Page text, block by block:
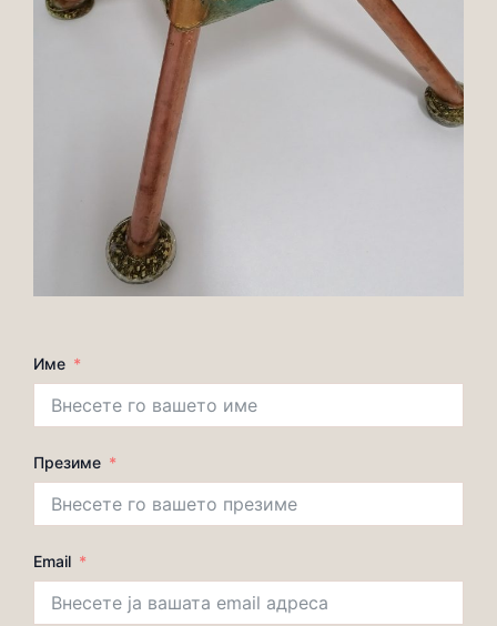
Име
Презиме
Email